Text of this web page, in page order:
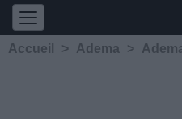
Accueil > Adema >